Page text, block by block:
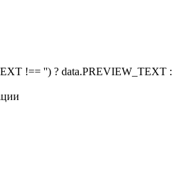
!== '') ? data.PREVIEW_TEXT :